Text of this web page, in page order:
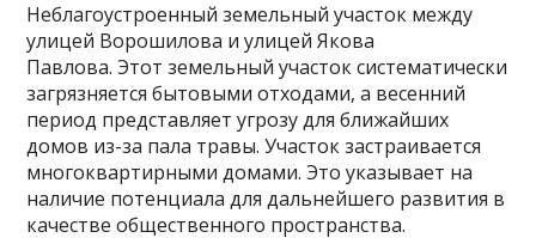
Неблагоустроенный земельный участок между
улицей Ворошилова и улицей Якова
Павлова. Этот земельный участок систематически
загрязняется бытовыми отходами, а весенний
период представляет угрозу для ближайших
домов из-за пала травы. Участок застраивается
многоквартирными домами. Это указывает на
наличие потенциала для дальнейшего развития в
качестве общественного пространства.